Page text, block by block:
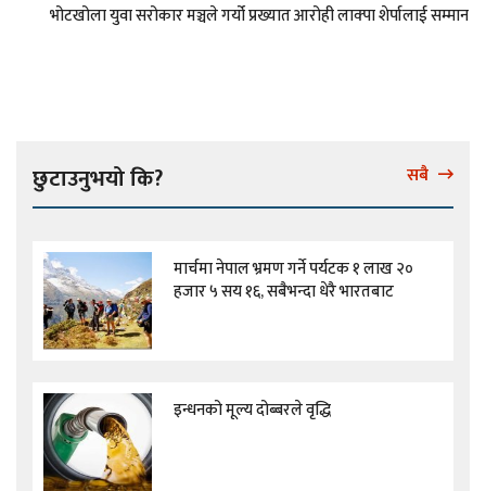
भोटखोला युवा सरोकार मञ्चले गर्यो प्रख्यात आरोही लाक्पा शेर्पालाई सम्मान
छुटाउनुभयो कि? सबै
मार्चमा नेपाल भ्रमण गर्ने पर्यटक १ लाख २०
हजार ५ सय १६, सबैभन्दा धेरै भारतबाट
इन्धनको मूल्य दोब्बरले वृद्धि